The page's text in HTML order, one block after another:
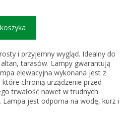
i przyjemny wygląd. Idealny do
tarasów. Lampy gwarantują
elewacyjna wykonana jest z
chronią urządzenie przed
trwałość nawet w trudnych
jest odporna na wodę, kurz i